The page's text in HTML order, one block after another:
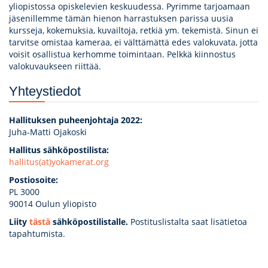
yliopistossa opiskelevien keskuudessa. Pyrimme tarjoamaan
jäsenillemme tämän hienon harrastuksen parissa uusia
kursseja, kokemuksia, kuvailtoja, retkiä ym. tekemistä. Sinun ei
tarvitse omistaa kameraa, ei välttämättä edes valokuvata, jotta
voisit osallistua kerhomme toimintaan. Pelkkä kiinnostus
valokuvaukseen riittää.
Yhteystiedot
Hallituksen puheenjohtaja 2022:
Juha-Matti Ojakoski
Hallitus sähköpostilista:
hallitus(at)yokamerat.org
Postiosoite:
PL 3000
90014 Oulun yliopisto
Liity tästä sähköpostilistalle. Postituslistalta saat lisätietoa
tapahtumista.